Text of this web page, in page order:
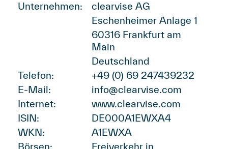
Unternehmen:
clearvise AG
Eschenheimer Anlage 1
60316 Frankfurt am
Main
Deutschland
Telefon:
+49 (0) 69 247439232
E-Mail:
info@clearvise.com
Internet:
www.clearvise.com
ISIN:
DE000A1EWXA4
WKN:
A1EWXA
Börsen:
Freiverkehr in